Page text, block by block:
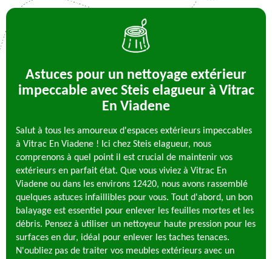
Astuces pour un nettoyage extérieur
impeccable avec Steis elagueur à Vitrac
En Viadene
Salut à tous les amoureux d'espaces extérieurs impeccables
à Vitrac En Viadene ! Ici chez Steis elagueur, nous
comprenons à quel point il est crucial de maintenir vos
extérieurs en parfait état. Que vous viviez à Vitrac En
Viadene ou dans les environs 12420, nous avons rassemblé
quelques astuces infaillibles pour vous. Tout d'abord, un bon
balayage est essentiel pour enlever les feuilles mortes et les
débris. Pensez à utiliser un nettoyeur haute pression pour les
surfaces en dur, idéal pour enlever les taches tenaces.
N'oubliez pas de traiter vos meubles extérieurs avec un